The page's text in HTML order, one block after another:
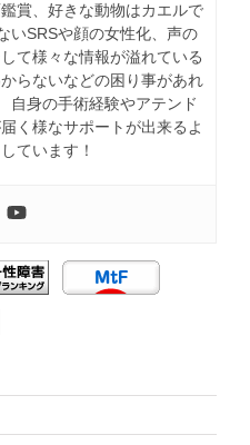
賞、好きな動物はカエルで
いSRSや顔の女性化、声の
て様々な情報が溢れている
らないなどの困り事があれ
自身の手術経験やアテンド
く様なサポートが出来るよ
ています！